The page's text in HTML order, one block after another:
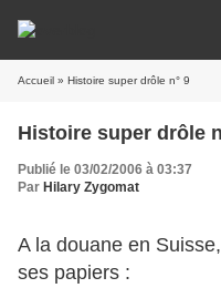
Accueil » Histoire super drôle n° 9
Histoire super drôle
Publié le 03/02/2006 à 03:37
Par Hilary Zygomat
A la douane en
ses papiers :